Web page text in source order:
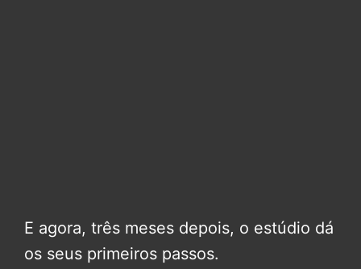
E agora, três meses depois, o estúdio dá
os seus primeiros passos.